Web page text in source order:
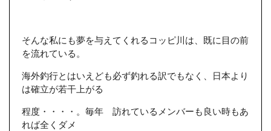
そんな私にも夢を与えてくれるコッピ川は、既に目の前
を流れている。
海外釣行とはいえども必ず釣れる訳でもなく、日本より
は確立が若干上がる
程度・・・・。毎年 訪れているメンバーも良い時もあ
れば全くダメ